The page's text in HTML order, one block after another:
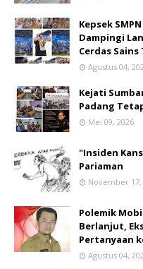
Kepsek
Dampingi
Cerdas
Agustus 04,
Kejati
Padang
Mei 09, 2026
"Insiden
Pariaman
November 17,
Polemik
Berlanjut,
Pertanyaan
Agustus 04,